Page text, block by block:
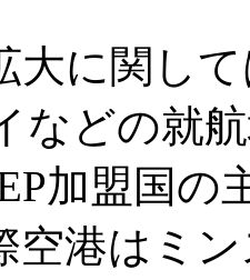
大に関し
などの就
加盟国の
空港はミ